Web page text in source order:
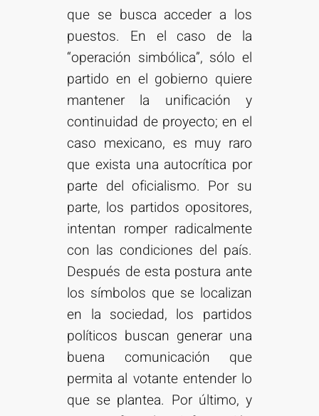
que se busca acceder a los
puestos. En el caso de la
“operación simbólica”, sólo el
partido en el gobierno quiere
mantener la unificación y
continuidad de proyecto; en el
caso mexicano, es muy raro
que exista una autocrítica por
parte del oficialismo. Por su
parte, los partidos opositores,
intentan romper radicalmente
con las condiciones del país.
Después de esta postura ante
los símbolos que se localizan
en la sociedad, los partidos
políticos buscan generar una
buena comunicación que
permita al votante entender lo
que se plantea. Por último, y